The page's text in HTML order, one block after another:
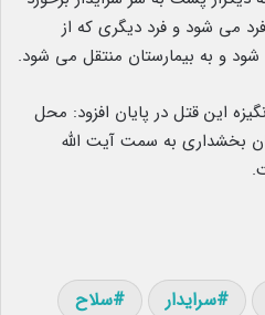
می شود و فرد دیگری که از
و به بیمارستان منتقل می شود.
این قتل در پایان افزود: محل
بخشداری به سمت آیت الله
سرایدار
سلاح